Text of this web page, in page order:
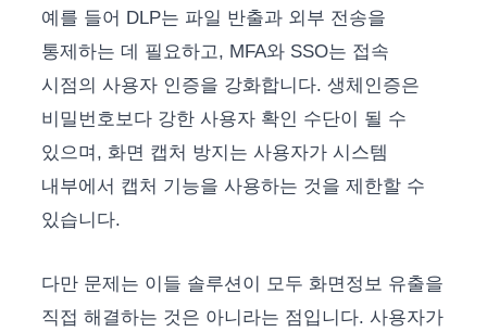
예를 들어 DLP는 파일 반출과 외부 전송을
통제하는 데 필요하고, MFA와 SSO는 접속
시점의 사용자 인증을 강화합니다. 생체인증은
비밀번호보다 강한 사용자 확인 수단이 될 수
있으며, 화면 캡처 방지는 사용자가 시스템
내부에서 캡처 기능을 사용하는 것을 제한할 수
있습니다.
다만 문제는 이들 솔루션이 모두 화면정보 유출을
직접 해결하는 것은 아니라는 점입니다. 사용자가